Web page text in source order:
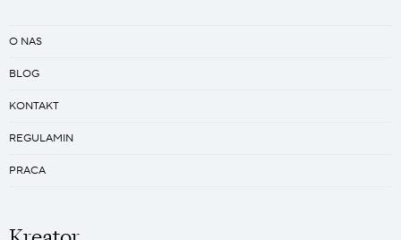
O NAS
BLOG
KONTAKT
REGULAMIN
PRACA